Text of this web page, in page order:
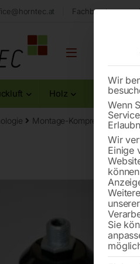
Fachberatung aus
Holz Metall
Montage-Kompressoren
Wir
Wenn
Wir
Einige
unserer
Sie